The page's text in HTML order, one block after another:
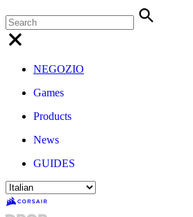
NEGOZIO
Games
Products
News
GUIDES